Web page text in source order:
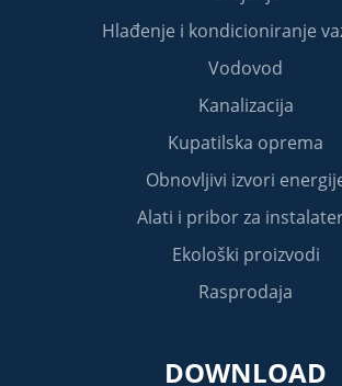
Hlađenje i kondicioniranje
Vodovod
Kanalizacija
Kupatilska oprema
Obnovljivi izvori
Alati i pribor za
Ekološki proizvodi
Rasprodaja
DOWNLOAD